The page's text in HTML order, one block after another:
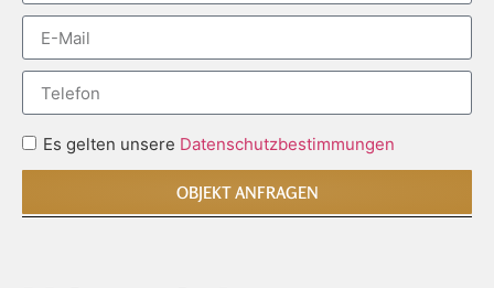
Es gelten unsere Datenschutzbestimmungen
OBJEKT ANFRAGEN